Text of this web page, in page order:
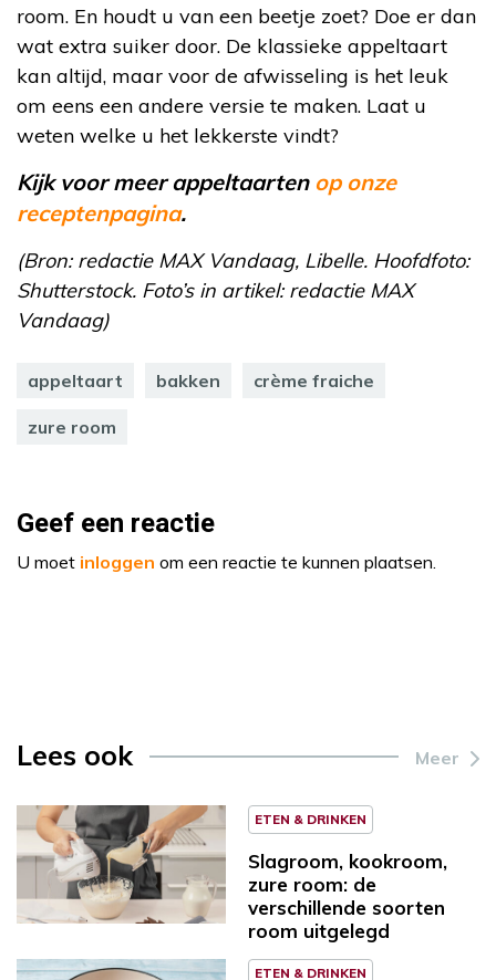
room. En houdt u van een beetje zoet? Doe er dan
wat extra suiker door. De klassieke appeltaart
kan altijd, maar voor de afwisseling is het leuk
om eens een andere versie te maken. Laat u
weten welke u het lekkerste vindt?
Kijk voor meer appeltaarten op onze
receptenpagina.
(Bron: redactie MAX Vandaag, Libelle. Hoofdfoto:
Shutterstock. Foto’s in artikel: redactie MAX
Vandaag)
appeltaart bakken crème fraiche
zure room
Geef een reactie
U moet inloggen om een reactie te kunnen plaatsen.
Lees ook Meer
ETEN & DRINKEN
Slagroom, kookroom,
zure room: de
verschillende soorten
room uitgelegd
ETEN & DRINKEN